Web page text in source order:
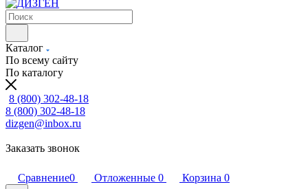
Каталог
По всему сайту
По каталогу
8 (800) 302-48-18
8 (800) 302-48-18
dizgen@inbox.ru
Заказать звонок
Сравнение0 Отложенные 0 Корзина 0